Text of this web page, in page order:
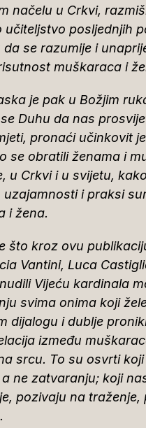
načelu u Crkvi,
učiteljstvo posljednjih
se razumije i
muškaraca i
je pak u Božjim
Duhu da nas
pronaći učinkovit
se obratili ženama i
u Crkvi i u svijetu,
uzajamnosti i praksi
i žena.
što kroz ovu
Vantini, Luca
Vijeću kardinala
svima onima koji
dijalogu i dublje
između
srcu. To su osvrti
ne zatvaranju; koji
pozivaju na traženje,